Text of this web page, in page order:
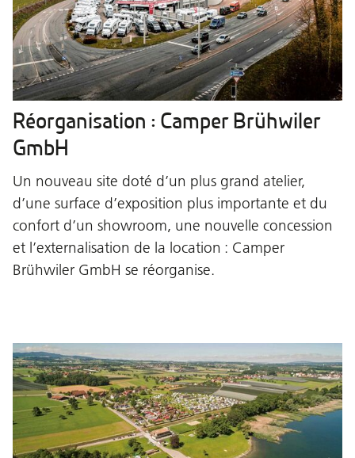
Réorganisation : Camper Brühwiler
GmbH
Un nouveau site doté d’un plus grand atelier,
d’une surface d’exposition plus importante et du
confort d’un showroom, une nouvelle concession
et l’externalisation de la location : Camper
Brühwiler GmbH se réorganise.